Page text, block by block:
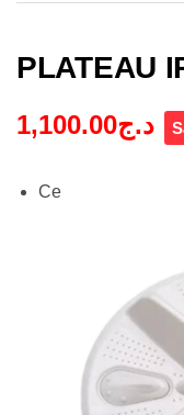
PLATEAU
د.ج1,100.00
Ce